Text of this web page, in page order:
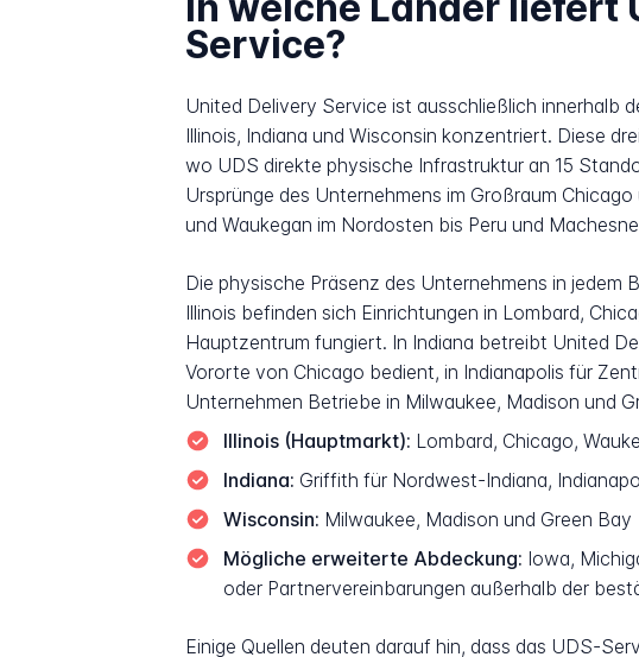
Service?
United Delivery Service ist ausschließlich
Illinois, Indiana und Wisconsin konzentriert. Diese
wo UDS direkte physische Infrastruktur an 15
Ursprünge des Unternehmens im Großraum
und Waukegan im Nordosten bis Peru und
Die physische Präsenz des Unternehmens in
Illinois befinden sich Einrichtungen in Lombard,
Hauptzentrum fungiert. In Indiana betreibt United
Vororte von Chicago bedient, in Indianapolis für
Unternehmen Betriebe in Milwaukee, Madison und
Illinois (Hauptmarkt): Lombard, Chicago,
Indiana: Griffith für Nordwest-Indiana,
Wisconsin: Milwaukee, Madison und Green Bay
Mögliche erweiterte Abdeckung: Iowa,
oder Partnervereinbarungen außerhalb der
Einige Quellen deuten darauf hin, dass das UDS-